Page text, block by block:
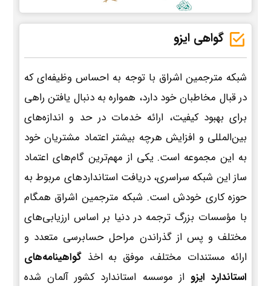
گواهی ایزو
شبکه مترجمین اشراق با توجه به احساس وظیفه‌ای که
در قبال مخاطبان خود دارد، همواره به دنبال یافتن راهی
برای بهبود کیفیت، ارائه خدمات در حد و اندازه‌های
بین‌المللی و افزایش هرچه بیشتر اعتماد مشتریان خود
به این مجموعه است. یکی از مهم‌ترین گام‌های اعتماد
ساز این شبکه سراسری، دریافت استانداردهای مربوط به
حوزه کاری خودش است. شبکه مترجمین اشراق همگام
با مؤسسات بزرگ ترجمه در دنیا بر اساس ارزیابی‌های
مختلف و پس از گذراندن مراحل حسابرسی متعدد و
ارائه مستندات مختلف، موفق به اخذ گواهینامه‌های
استاندارد ایزو از موسسه استاندارد کشور آلمان شده